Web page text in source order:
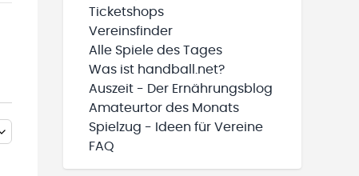
Ticketshops
Vereinsfinder
Alle Spiele des Tages
Was ist handball.net?
Auszeit - Der Ernährungsblog
Amateurtor des Monats
Spielzug - Ideen für Vereine
FAQ